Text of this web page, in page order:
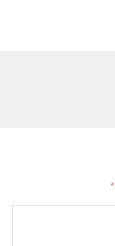
*